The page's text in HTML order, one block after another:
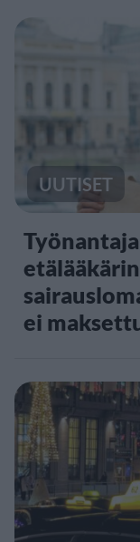
UUTISET
etälääkärin
ei